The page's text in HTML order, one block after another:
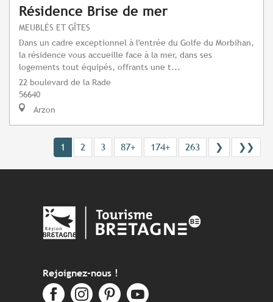
Résidence Brise de mer
MEUBLÉS ET GÎTES
Dans un cadre exceptionnel à l'entrée du Golfe du Morbihan,
la résidence vous accueille face à la mer, dans ses
logements tout équipés, offrants une t...
22 boulevard de la Rade
56640
Arzon
1 2 3 87+ 174+ 263 ❯ ❯❯
Rejoignez-nous !